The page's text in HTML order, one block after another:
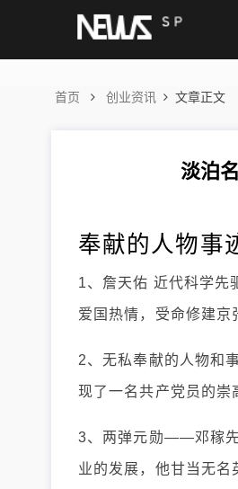
首页 创业资讯 文章正文
淡泊
奉献的人物事
1、詹天佑 近代科学先
爱国热情，受命修建京
2、无私奉献的人物和
现了一名共产党员的崇
3、两弹元勋——邓稼先
业的发展，他甘当无名